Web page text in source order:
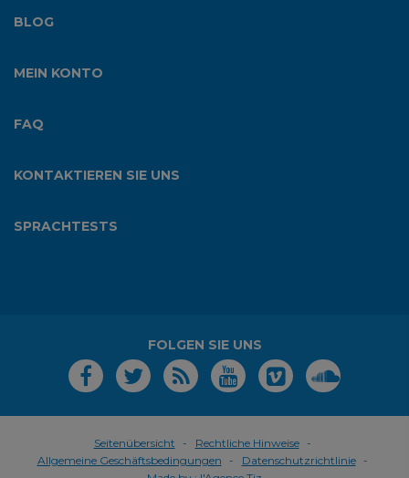
BLOG
MEIN KONTO
FAQ
KONTAKTIEREN SIE UNS
SPRACHTESTS
FOLGEN SIE UNS
Seitenübersicht
Rechtliche Hinweise
Allgemeine Geschäftsbedingungen
Datenschutzrichtlinie